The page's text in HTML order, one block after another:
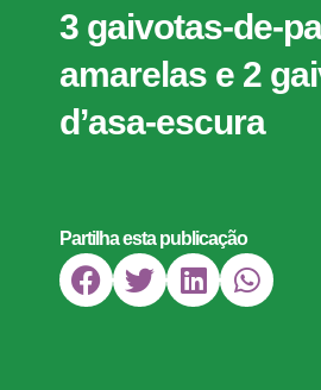
3 gaivotas-de-
amarelas e 2
d’asa-escura
Partilha esta publicação